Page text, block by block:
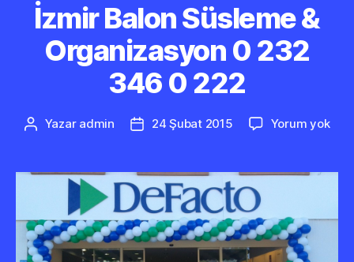
İzmir Balon Süsleme &
Organizasyon 0 232
346 0 222
Yazının
Yazar admin
Yazı24 Şubat 2015 Yorum yok
&